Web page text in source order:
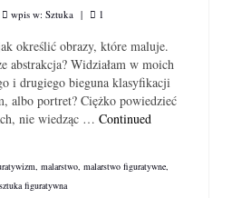
wpis w: Sztuka | 1
określić obrazy, które maluje.
abstrakcja? Widziałam w moich
i drugiego bieguna klasyfikacji
albo portret? Ciężko powiedzieć
nie wiedząc … Continued
, malarstwo, malarstwo figuratywne,
sztuka figuratywna